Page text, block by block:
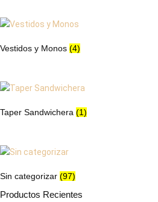
Vestidos y Monos (4)
Taper Sandwichera (1)
Sin categorizar (97)
Productos Recientes